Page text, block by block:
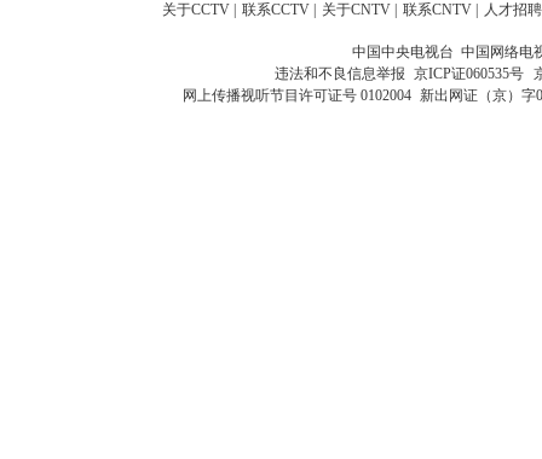
关于CCTV 联系CCTV 关于CNTV 联系CNTV 人才招聘
中国中央电视台 中国网络电
违法和不良信息举报 京ICP证060535号
网上传播视听节目许可证号 0102004 新出网证（京）